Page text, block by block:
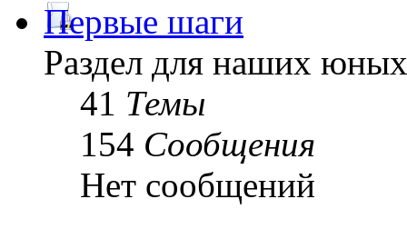
Первые шаги
Раздел для наших
41 Темы
154 Сообщения
Нет сообщений